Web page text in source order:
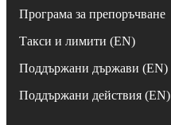
Програма за препоръчване
Такси и лимити (EN)
Поддържани държави (EN)
Поддържани действия (EN)